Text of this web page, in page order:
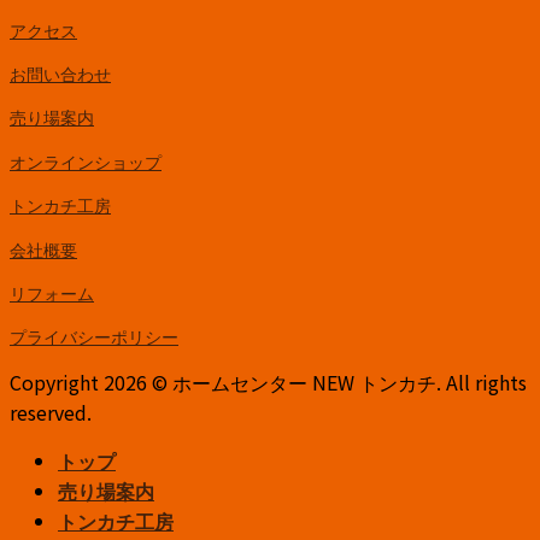
アクセス
お問い合わせ
売り場案内
オンラインショップ
トンカチ工房
会社概要
リフォーム
プライバシーポリシー
Copyright 2026 © ホームセンター NEW トンカチ. All rights
reserved.
トップ
売り場案内
トンカチ工房